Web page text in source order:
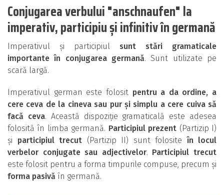
Conjugarea verbului "anschnaufen" la
imperativ, participiu și infinitiv în germană
Imperativul și participiul sunt stări gramaticale
importante în conjugarea germană. Sunt utilizate pe
scară largă.
Imperativul german este folosit pentru a da ordine, a
cere ceva de la cineva sau pur și simplu a cere cuiva să
facă ceva. Această dispoziție gramaticală este adesea
folosită în limba germană. Participiul prezent (Partizip I)
și participiul trecut (Partizip II) sunt folositeîn locul
verbelor conjugate sau adjectivelor. Participiul trecut
este folosit pentru a forma timpurile compuse, precum și
forma pasivă în germană.